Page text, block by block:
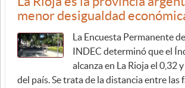
menor desigualdad
La Encuesta Permanente
INDEC determinó que el
alcanza en La Rioja el 0,32
del país. Se trata de la distancia entre las